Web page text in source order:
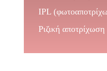
IPL
Ριζική αποτρίχωση